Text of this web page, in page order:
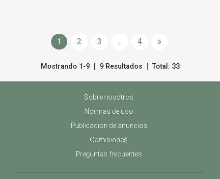
1 2 3 ... 4 »
Mostrando 1-9 | 9 Resultados | Total: 33
Sobre nosotros
Normas de uso
Publicación de anuncios
Comisiones
Preguntas frecuentes